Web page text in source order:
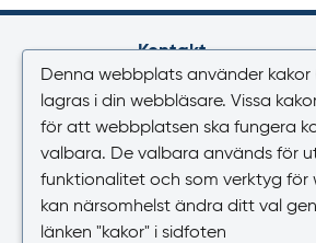
Kontakt
Växel
Vardagar 08.00-16.30
E-post
Denna webbplats använder kakor
lagras i din webbläsare. Vissa
för att webbplatsen ska fungera
valbara. De valbara används för
funktionalitet och som verktyg för
kan närsomhelst ändra ditt val
länken "kakor" i sidfoten